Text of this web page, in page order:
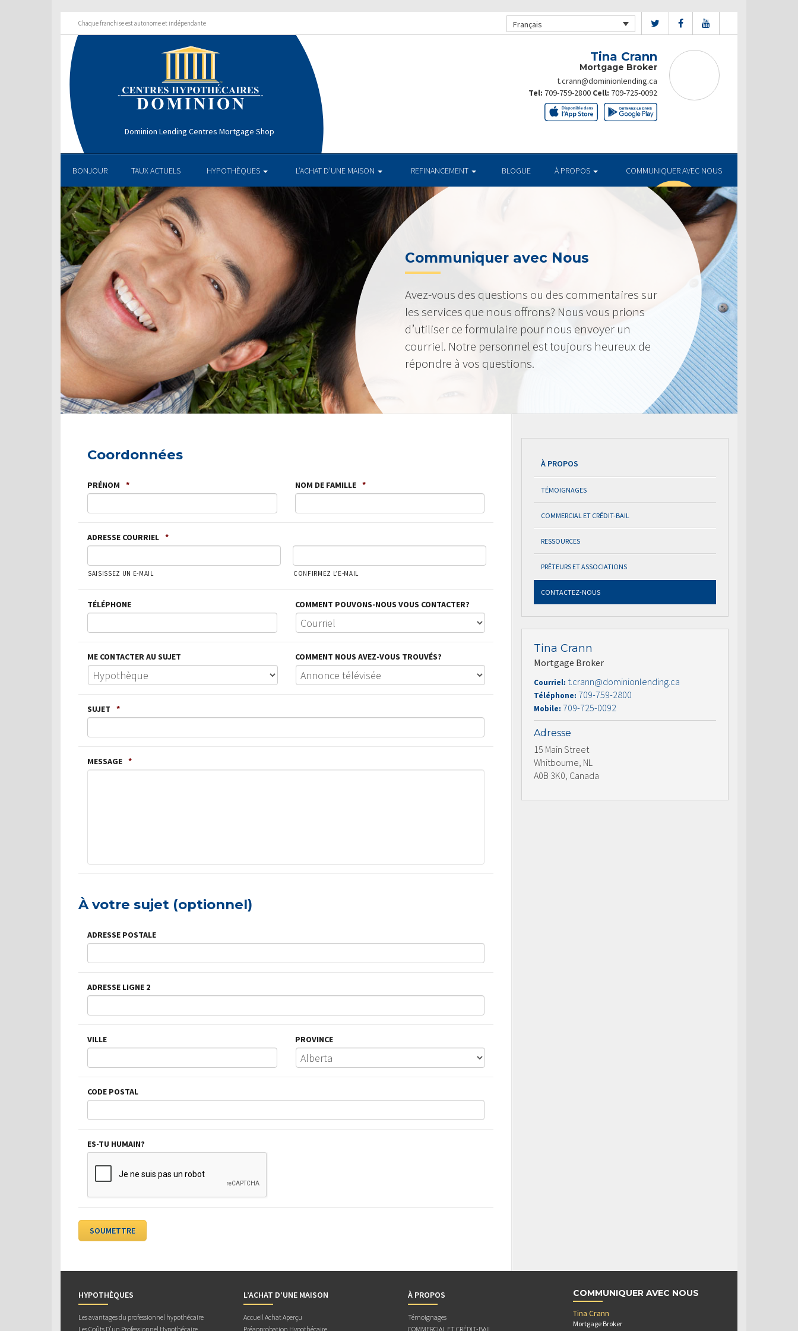
Chaque franchise est autonome et indépendante Français
Dominion Lending Centres Mortgage Shop
Tina Crann
Mortgage Broker
t.crann@dominionlending.ca
Tel: 709-759-2800 Cell: 709-725-0092
BONJOUR TAUX ACTUELS HYPOTHÈQUES L’ACHAT D’UNE MAISON REFINANCEMENT BLOGUE À PROPOS COMMUNIQUER AVEC NOUS
Communiquer avec Nous
Avez-vous des questions ou des commentaires sur
les services que nous offrons? Nous vous prions
d’utiliser ce formulaire pour nous envoyer un
courriel. Notre personnel est toujours heureux de
répondre à vos questions.
Coordonnées
PRÉNOM * NOM DE FAMILLE *
ADRESSE COURRIEL *
SAISISSEZ UN E-MAIL CONFIRMEZ L’E-MAIL
TÉLÉPHONE COMMENT POUVONS-NOUS VOUS CONTACTER?
ME CONTACTER AU SUJET COMMENT NOUS AVEZ-VOUS TROUVÉS?
SUJET *
MESSAGE *
À votre sujet (optionnel)
ADRESSE POSTALE
ADRESSE LIGNE 2
VILLE PROVINCE
CODE POSTAL
ES-TU HUMAIN?
À PROPOS
TÉMOIGNAGES
COMMERCIAL ET CRÉDIT-BAIL
RESSOURCES
PRÊTEURS ET ASSOCIATIONS
CONTACTEZ-NOUS
Tina Crann
Mortgage Broker
Courriel: t.crann@dominionlending.ca
Téléphone: 709-759-2800
Mobile: 709-725-0092
Adresse
15 Main Street
Whitbourne, NL
A0B 3K0, Canada
HYPOTHÈQUES
Les avantages du professionnel hypothécaire
Les Coûts D’un Professionnel Hypothécaire
L’ACHAT D’UNE MAISON
Accueil Achat Aperçu
Préapprobation Hypothécaire
À PROPOS
Témoignages
COMMERCIAL ET CRÉDIT-BAIL
COMMUNIQUER AVEC NOUS
Tina Crann
Mortgage Broker